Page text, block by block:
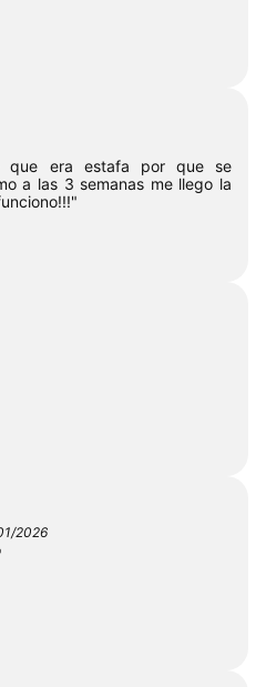
que era estafa por que se
a las 3 semanas me llego la
2026